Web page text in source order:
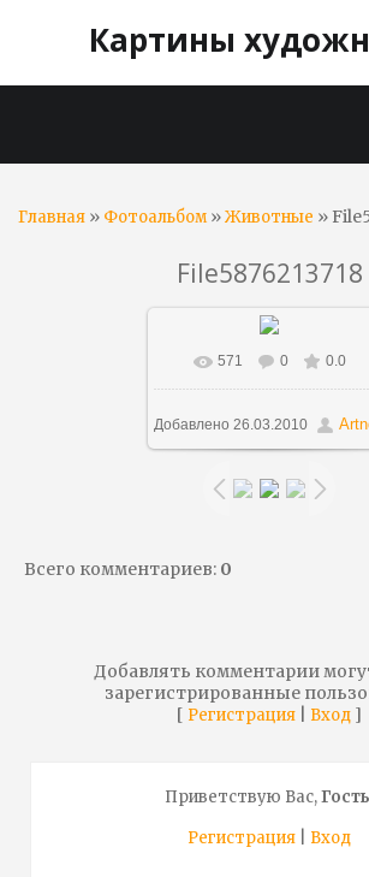
Картины
Главная » Фотоальбом»Животные »
File5876213718
571 0 0.0
Добавлено 26.03.2010
Всего комментариев: 0
Добавлять комментарии
зарегистрированные
[ Регистрация Вход ]
Приветствую Вас,Гость
Регистрация
Вход